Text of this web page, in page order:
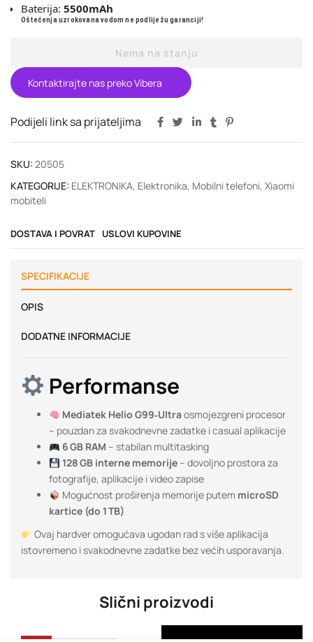
Baterija: 5500mAh
Oštećenja uzrokovana vodom ne podliježu garanciji!
Nema na stanju
Kontaktirajte nas preko Vibera
Podijeli link sa prijateljima
SKU: 20505
KATEGORIJE: ELEKTRONIKA, Elektronika, Mobilni telefoni, Xiaomi
mobiteli
DOSTAVA I POVRAT USLOVI KUPOVINE
SPECIFIKACIJE
OPIS
DODATNE INFORMACIJE
Performanse
Mediatek Helio G99‑Ultraosmojezgreni procesor
– pouzdan za svakodnevne zadatke i casual aplikacije
6 GB RAM – stabilan multitasking
128 GB interne memorije– dovoljno prostora za
fotografije, aplikacije i video zapise
Mogućnost proširenja memorije putem microSD
kartice (do 1 TB)
Ovaj hardver omogućava ugodan rad s više aplikacija
istovremeno i svakodnevne zadatke bez većih usporavanja.
Slični proizvodi